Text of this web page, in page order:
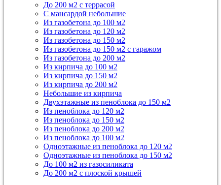
До 200 м2 с террасой
С мансардой небольшие
Из газобетона до 100 м2
Из газобетона до 120 м2
Из газобетона до 150 м2
Из газобетона до 150 м2 с гаражом
Из газобетона до 200 м2
Из кирпича до 100 м2
Из кирпича до 150 м2
Из кирпича до 200 м2
Небольшие из кирпича
Двухэтажные из пеноблока до 150 м2
Из пеноблока до 120 м2
Из пеноблока до 150 м2
Из пеноблока до 200 м2
Из пеноблока до 100 м2
Одноэтажные из пеноблока до 120 м2
Одноэтажные из пеноблока до 150 м2
До 100 м2 из газосиликата
До 200 м2 с плоской крышей